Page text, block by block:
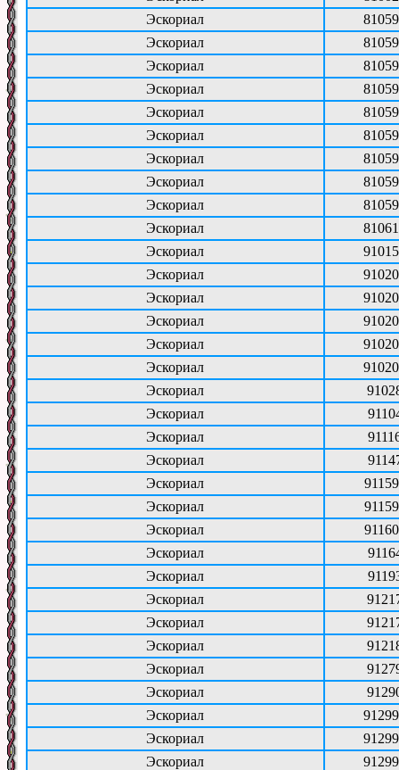
Эскориал
Эскориал
Эскориал
Эскориал
Эскориал
Эскориал
Эскориал
Эскориал
Эскориал
Эскориал
Эскориал
Эскориал
Эскориал
Эскориал
Эскориал
Эскориал
Эскориал
Эскориал
Эскориал
Эскориал
Эскориал
Эскориал
Эскориал
Эскориал
Эскориал
Эскориал
Эскориал
Эскориал
Эскориал
Эскориал
Эскориал
Эскориал
Эскориал